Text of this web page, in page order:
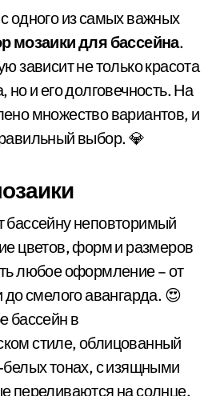
одного из самых важных
мозаики для бассейна.
зависит не только красота
но и его долговечность. На
множество вариантов, и
выбор. 💎
бассейну неповторимый
цветов, форм и размеров
любое оформление – от
до смелого авангарда. 😍
бассейн в
стиле, облицованный
тонах, с изящными
переливаются на солнце.